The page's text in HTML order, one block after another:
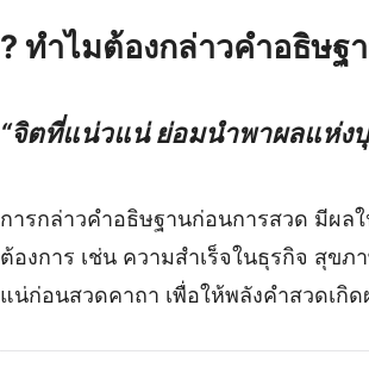
? ทำไมต้องกล่าวคำอธิษฐ
“จิตที่แน่วแน่ ย่อมนำพาผลแห่ง
การกล่าวคำอธิษฐานก่อนการสวด มีผล
ต้องการ เช่น ความสำเร็จในธุรกิจ สุข
แน่ก่อนสวดคาถา เพื่อให้พลังคำสวดเกิด